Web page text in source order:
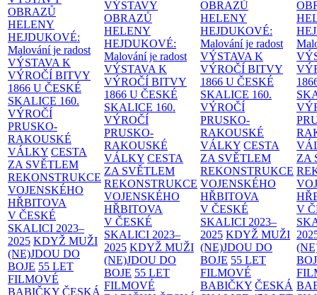
OBRAZŮ
HELENY
HEJDUKOVÉ:
Malování je radost
VÝSTAVA K
VÝROČÍ BITVY
1866 U ČESKÉ
SKALICE 160.
VÝROČÍ
PRUSKO-
RAKOUSKÉ
VÁLKY CESTA
ZA SVĚTLEM
REKONSTRUKCE
VOJENSKÉHO
HŘBITOVA
V ČESKÉ
SKALICI 2023–
2025 KDYŽ MUŽI
(NE)JDOU DO
BOJE 55 LET
FILMOVÉ
BABIČKY ČESKÁ
VÝSTAVY
OBRAZŮ
HELENY
HEJDUKOVÉ:
Malování je radost
VÝSTAVA K
VÝROČÍ BITVY
1866 U ČESKÉ
SKALICE 160.
VÝROČÍ
PRUSKO-
RAKOUSKÉ
VÁLKY CESTA
ZA SVĚTLEM
REKONSTRUKCE
VOJENSKÉHO
HŘBITOVA
V ČESKÉ
SKALICI 2023–
2025 KDYŽ MUŽI
(NE)JDOU DO
BOJE 55 LET
FILMOVÉ
OBRAZŮ
HELENY
HEJDUKOVÉ:
Malování je radost
VÝSTAVA K
VÝROČÍ BITVY
1866 U ČESKÉ
SKALICE 160.
VÝROČÍ
PRUSKO-
RAKOUSKÉ
VÁLKY CESTA
ZA SVĚTLEM
REKONSTRUKCE
VOJENSKÉHO
HŘBITOVA
V ČESKÉ
SKALICI 2023–
2025 KDYŽ MUŽI
(NE)JDOU DO
BOJE 55 LET
FILMOVÉ
BABIČKY ČESKÁ
ZA
V